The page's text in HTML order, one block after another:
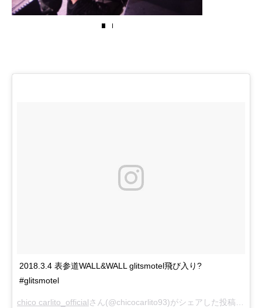
2018.3.4 表参道WALL&WALL glitsmotel飛び入り?
#glitsmotel
chico carlito_officialさん(@chicocarlito93)がシェアした投稿 –